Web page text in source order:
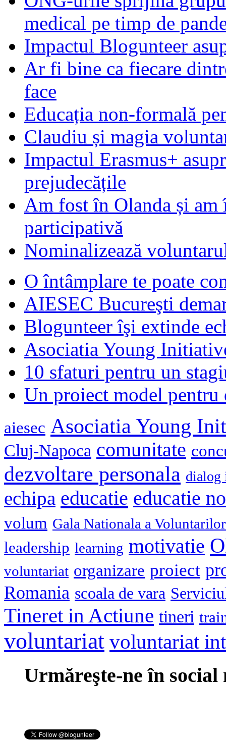
medical pe timp de
Impactul Blogunteer
Ar fi bine ca fiecare
face
Educația non-formală
Claudiu și magia
Impactul Erasmus+
prejudecățile
Am fost în Olanda și am
participativă
Nominalizează
O întâmplare te poate
AIESEC Bucureşti
Blogunteer îşi extinde
Asociatia Young
10 sfaturi pentru un
Un proiect model
aiesec Asociatia Young
Cluj-Napoca comunitate
dezvoltare personala dialog
echipa educatie educatie
volum Gala Nationala a Voluntarilor
leadership learning motivatie
voluntariat organizare proiect
Romania scoala de vara
Tineret in Actiune tineri
voluntariat voluntariat
Urmăreşte-ne în social